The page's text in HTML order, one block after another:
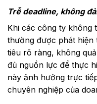
Trễ deadline, không
Khi các công ty không
thường được phát hiện
tiêu rõ ràng, không
đủ nguồn lực để thực
này ảnh hưởng trực
chuyên nghiệp của